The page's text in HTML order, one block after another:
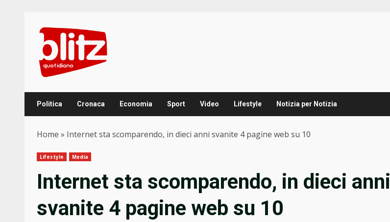
content
Politica Cronaca Economia Sport Video Lifestyle Notizia per Notizia
Home » Internet sta scomparendo, in dieci anni svanite 4 pagine web su 10
Lifestyle Media
Internet sta scomparendo, in dieci anni
svanite 4 pagine web su 10